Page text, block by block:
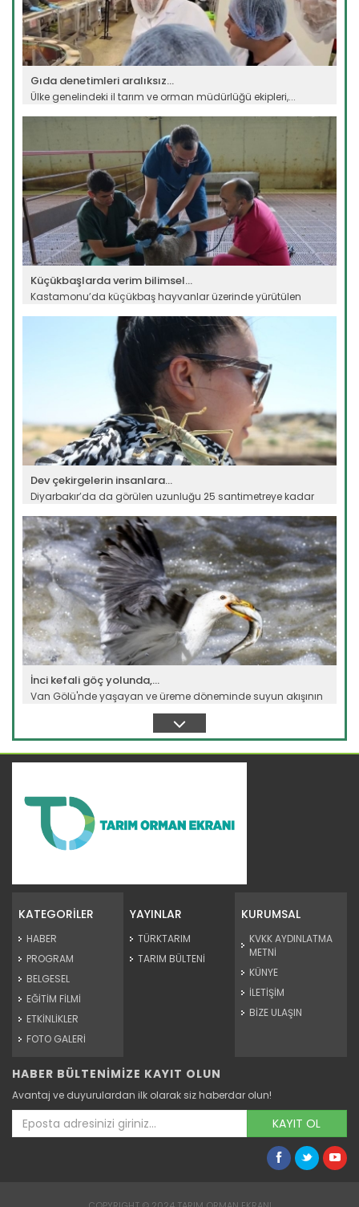
Gıda denetimleri aralıksız...
Ülke genelindeki il tarım ve orman müdürlüğü ekipleri,...
Devamını Oku ->
Küçükbaşlarda verim bilimsel...
Kastamonu’da küçükbaş hayvanlar üzerinde yürütülen
Dev çekirgelerin insanlara...
Diyarbakır’da da görülen uzunluğu 25 santimetreye kadar
Devamını Oku ->
İnci kefali göç yolunda,...
Van Gölü'nde yaşayan ve üreme döneminde suyun akışının
Orman...
Bal ormanları üretimi...
Tarım ve Orman Bakanlığının kurduğu bal ormanları son
yıllarda...
Devamını Oku ->
KATEGORİLER
HABER
PROGRAM
BELGESEL
EĞİTİM FİLMİ
ETKİNLİKLER
FOTO GALERİ
YAYINLAR
TÜRKTARIM
TARIM BÜLTENİ
KURUMSAL
KVKK AYDINLATMA
METNİ
KÜNYE
İLETİŞİM
BİZE ULAŞIN
HABER BÜLTENİMİZE KAYIT OLUN
Avantaj ve duyurulardan ilk olarak siz haberdar olun!
KAYIT OL